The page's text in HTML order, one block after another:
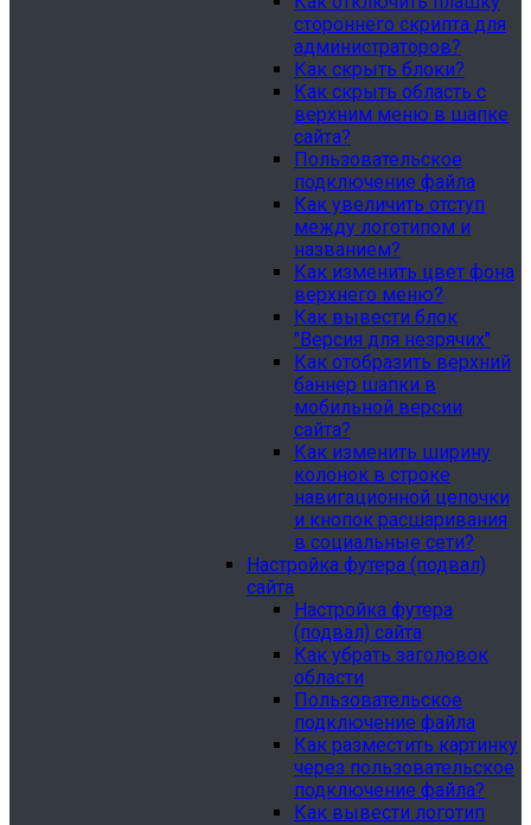
стороннего скрипта для
администраторов?
Как скрыть блоки?
Как скрыть область с
верхним меню в шапке
сайта?
Пользовательское
подключение файла
Как увеличить отступ
между логотипом и
названием?
Как изменить цвет фона
верхнего меню?
Как вывести блок
"Версия для незрячих"
Как отобразить верхний
баннер шапки в
мобильной версии
сайта?
Как изменить ширину
колонок в строке
навигационной цепочки
и кнопок расшаривания
в социальные сети?
Настройка футера (подвал)
сайта
Настройка футера
(подвал) сайта
Как убрать заголовок
области
Пользовательское
подключение файла
Как разместить картинку
через пользовательское
подключение файла?
Как вывести логотип